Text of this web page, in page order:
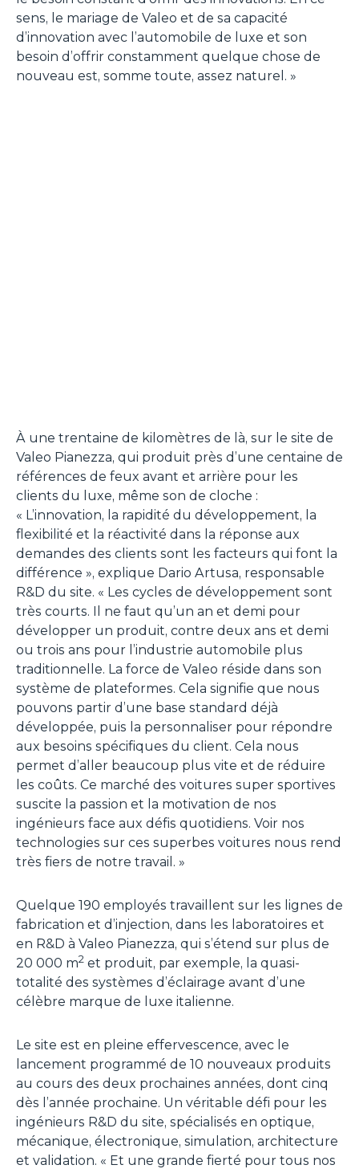
sens, le mariage de Valeo et de sa capacité
d’innovation avec l’automobile de luxe et son
besoin d’offrir constamment quelque chose de
nouveau est, somme toute, assez naturel . »
À une trentaine de kilomètres de là, sur le site de
Valeo Pianezza, qui produit près d’une centaine de
références de feux avant et arrière pour les
clients du luxe, même son de cloche :
« L’innovation, la rapidité du développement, la
flexibilité et la réactivité dans la réponse aux
demandes des clients sont les facteurs qui font la
différence », explique Dario Artusa, responsable
R&D du site. « Les cycles de développement sont
très courts. Il ne faut qu’un an et demi pour
développer un produit, contre deux ans et demi
ou trois ans pour l’industrie automobile plus
traditionnelle. La force de Valeo réside dans son
système de plateformes. Cela signifie que nous
pouvons partir d’une base standard déjà
développée, puis la personnaliser pour répondre
aux besoins spécifiques du client. Cela nous
permet d’aller beaucoup plus vite et de réduire
les coûts. Ce marché des voitures super sportives
suscite la passion et la motivation de nos
ingénieurs face aux défis quotidiens. Voir nos
technologies sur ces superbes voitures nous rend
très fiers de notre travail . »
Quelque 190 employés travaillent sur les lignes de
fabrication et d’injection, dans les laboratoires et
en R&D à Valeo Pianezza, qui s’étend sur plus de
20 000 m2 et produit, par exemple, la quasi-
totalité des systèmes d’éclairage avant d’une
célèbre marque de luxe italienne.
Le site est en pleine effervescence, avec le
lancement programmé de 10 nouveaux produits
au cours des deux prochaines années, dont cinq
dès l’année prochaine. Un véritable défi pour les
ingénieurs R&D du site, spécialisés en optique,
mécanique, électronique, simulation, architecture
et validation. « Et une grande fierté pour tous nos